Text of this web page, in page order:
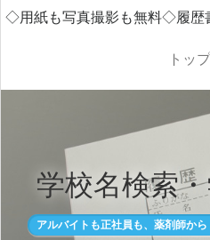
◇用紙も写真撮影も無料◇履
トップ
学校名検索
アルバイトも正社員も、薬剤師か